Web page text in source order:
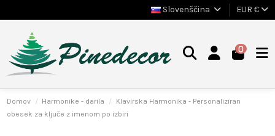
Slovenščina EUR €
0
Domov Harmonike - darila
Klavirska Harmonika - Personaliziran
obesek za ključe z imenom po izbiri